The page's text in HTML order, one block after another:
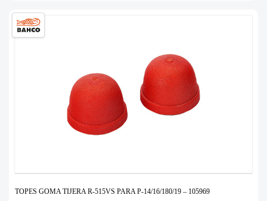
TOPES GOMA TIJERA R-515VS PARA P-14/16/180/19 – 105969